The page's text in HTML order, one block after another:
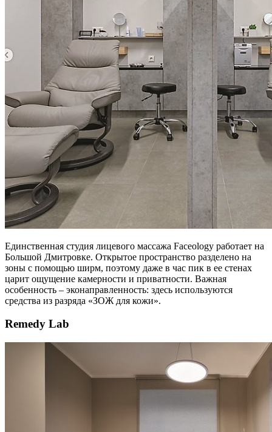
Единственная студия лицевого массажа Faceology работает на
Большой Дмитровке. Открытое пространство разделено на
зоны с помощью ширм, поэтому даже в час пик в ее стенах
царит ощущение камерности и приватности. Важная
особенность – эконаправленность: здесь используются
средства из разряда «ЗОЖ для кожи».
Remedy Lab